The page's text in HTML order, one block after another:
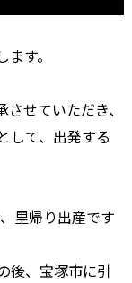
す。
せていただき、
して、出発する
里帰り出産です
後、宝塚市に引